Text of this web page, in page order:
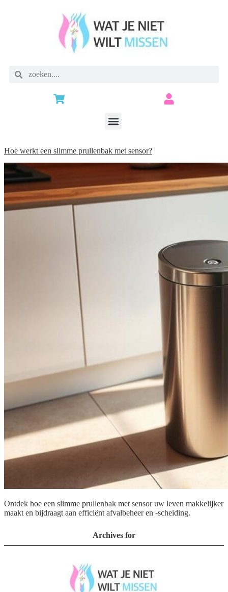
Hoe werkt een slimme prullenbak met sensor?
Ontdek hoe een slimme prullenbak met sensor uw leven makkelijker
maakt en bijdraagt aan efficiënt afvalbeheer en -scheiding.
Archives for